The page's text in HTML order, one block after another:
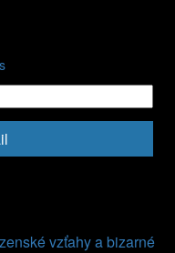
vzťahy a bizarné